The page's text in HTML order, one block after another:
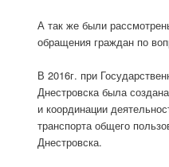
А так же были
обращения граждан по
В 2016г. при
Днестровска была
и координации
транспорта общего
Днестровска.